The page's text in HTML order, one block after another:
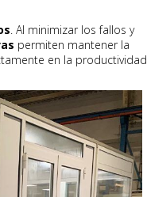
. Al minimizar los fallos y
permiten mantener la
en la productividad